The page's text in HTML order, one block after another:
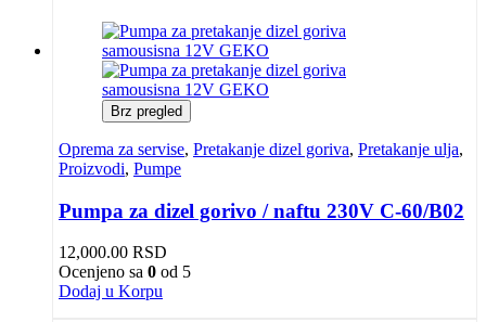
Brz pregled
Oprema za servise, Pretakanje dizel goriva, Pretakanje ulja,
Proizvodi, Pumpe
Pumpa za dizel gorivo / naftu 230V C-60/B02
12,000.00 RSD
Ocenjeno sa 0 od 5
Dodaj u Korpu